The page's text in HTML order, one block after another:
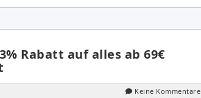
Rabatt auf alles ab 69€
Keine Kommentare